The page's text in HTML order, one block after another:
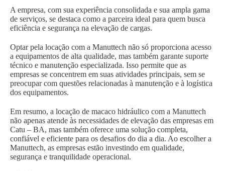
A empresa, com sua experiência consolidada e sua ampla gama
de serviços, se destaca como a parceira ideal para quem busca
eficiência e segurança na elevação de cargas.
Optar pela locação com a Manuttech não só proporciona acesso
a equipamentos de alta qualidade, mas também garante suporte
técnico e manutenção especializada. Isso permite que as
empresas se concentrem em suas atividades principais, sem se
preocupar com questões relacionadas à manutenção e à logística
dos equipamentos.
Em resumo, a locação de macaco hidráulico com a Manuttech
não apenas atende às necessidades de elevação das empresas em
Catu – BA, mas também oferece uma solução completa,
confiável e eficiente para os desafios do dia a dia. Ao escolher a
Manuttech, as empresas estão investindo em qualidade,
segurança e tranquilidade operacional.